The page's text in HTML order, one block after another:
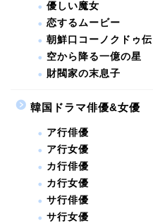
優しい魔女
恋するムービー
朝鮮口コーノクドゥ伝
空から降る一億の星
財閥家の末息子
韓国ドラマ俳優&女優
ア行俳優
ア行女優
カ行俳優
カ行女優
サ行俳優
サ行女優